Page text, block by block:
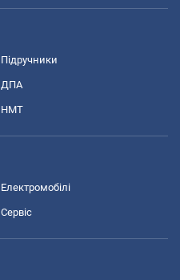
Підручники
ДПА
НМТ
Електромобілі
Сервіс